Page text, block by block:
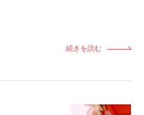
続きを読む